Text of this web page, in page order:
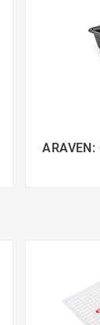
ARAVEN: